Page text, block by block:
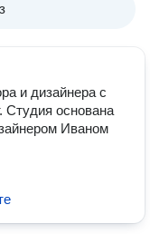
и дизайнера с
Студия основана
Иваном